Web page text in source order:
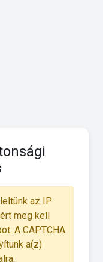
az IP
meg kell
A CAPTCHA
a(z)